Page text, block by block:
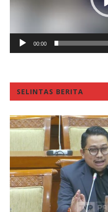
00:00
SELINTAS BERITA